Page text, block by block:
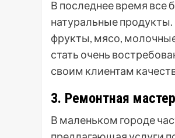
В последнее время все
натуральные
фрукты, мясо,
стать очень
своим клиентам
3. Ремонтная
В маленьком городе